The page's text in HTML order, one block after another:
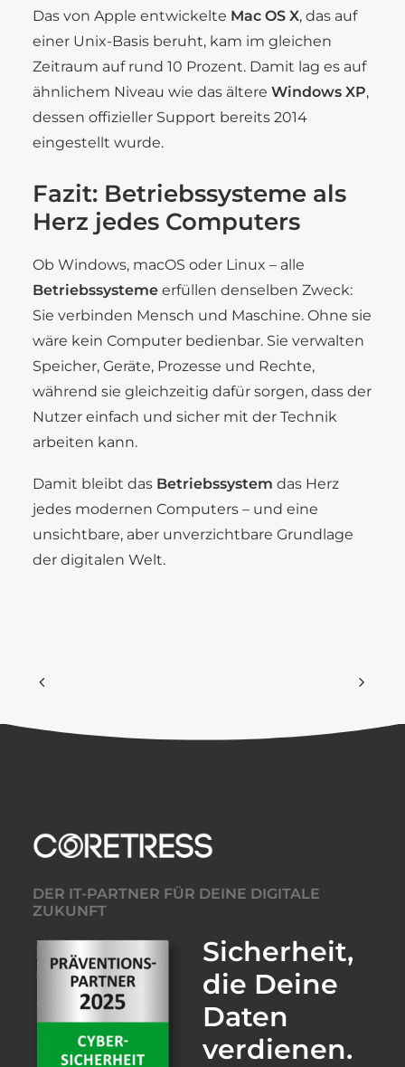
Das von Apple entwickelte Mac OS X, das auf
einer Unix-Basis beruht, kam im gleichen
Zeitraum auf rund 10 Prozent. Damit lag es auf
ähnlichem Niveau wie das ältere Windows XP,
dessen offizieller Support bereits 2014
eingestellt wurde.
Fazit: Betriebssysteme als
Herz jedes Computers
Ob Windows, macOS oder Linux – alle
Betriebssysteme erfüllen denselben Zweck:
Sie verbinden Mensch und Maschine. Ohne sie
wäre kein Computer bedienbar. Sie verwalten
Speicher, Geräte, Prozesse und Rechte,
während sie gleichzeitig dafür sorgen, dass der
Nutzer einfach und sicher mit der Technik
arbeiten kann.
Damit bleibt das Betriebssystem das Herz
jedes modernen Computers – und eine
unsichtbare, aber unverzichtbare Grundlage
der digitalen Welt.
DER IT-PARTNER FÜR DEINE DIGITALE
ZUKUNFT
Sicherheit,
die Deine
Daten
verdienen.